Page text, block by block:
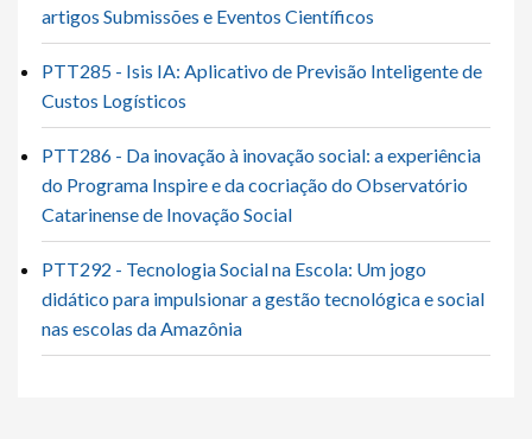
artigos Submissões e Eventos Científicos
PTT285 - Isis IA: Aplicativo de Previsão Inteligente de
Custos Logísticos
PTT286 - Da inovação à inovação social: a experiência
do Programa Inspire e da cocriação do Observatório
Catarinense de Inovação Social
PTT292 - Tecnologia Social na Escola: Um jogo
didático para impulsionar a gestão tecnológica e social
nas escolas da Amazônia